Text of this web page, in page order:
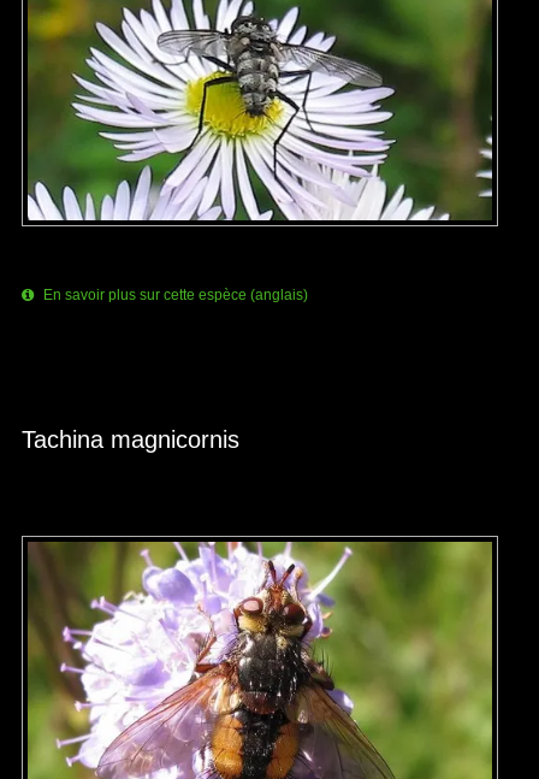
En savoir plus sur cette espèce (anglais)
Tachina magnicornis